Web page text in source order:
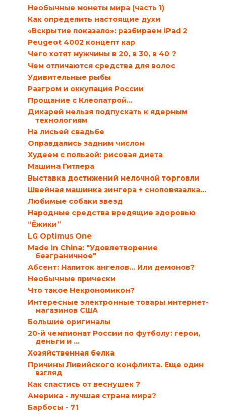
Необычные монеты мира (часть 1)
Как определить настоящие духи
«Вскрытие показало»: разбираем iPad 2
Peugeot 4002 концепт кар
Чего хотят мужчины в 20, в 30, в 40 ?
Чем отличаются средства для волос
Удивительные рыбы
Разгром и оккупация России
Прощание с Клеопатрой…
Дикарей нельзя подпускать к ядерным
технологиям
На лисьей свадьбе
Оправдались задним числом
Худеем с пользой: рисовая диета
Машина Гитлера
Выставка достижений мелочной торговли
Швейная машинка зингера + сноповязалка...
Любимые собаки звезд
Народные средства вредящие здоровью
“Ёжики”
LG Optimus One
Мade in China: "Удовлетворение
безграничное"
Абсент: Напиток ангелов… Или демонов?
Необычные прически
Что такое Некрономикон?
Интересные электронные товары интернет-
магазинов США
Большие оригиналы
20-й чемпионат России по футболу: герои,
деньги и ...
Хозяйственная белка
Причины Ливийского конфликта. Еще один
взгляд
Как спастись от веснушек ?
Америка - лучшая страна мира?
Барбосы - 71